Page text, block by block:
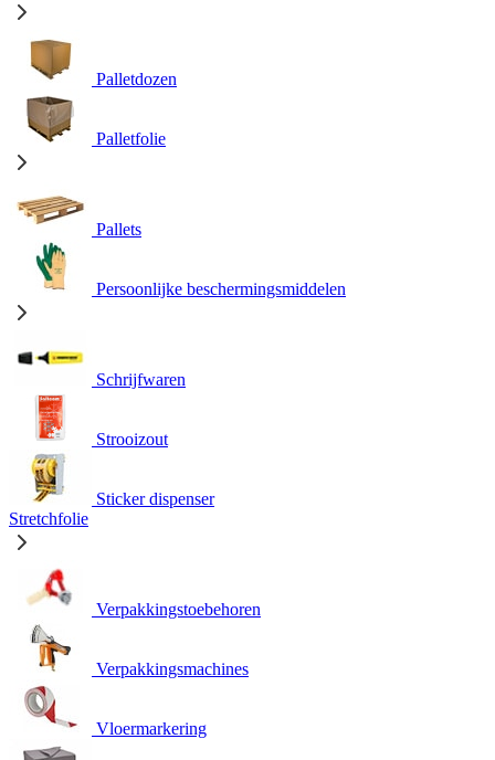
Palletdozen
Palletfolie
Pallets
Persoonlijke beschermingsmiddelen
Schrijfwaren
Strooizout
Sticker dispenser
Stretchfolie
Verpakkingstoebehoren
Verpakkingsmachines
Vloermarkering